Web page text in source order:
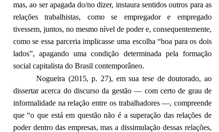
mas, ao ser apagada do/no dizer, instaura sentidos outros para as
relações trabalhistas, como se empregador e empregado
tivessem, juntos, no mesmo nível de poder e, consequentemente,
como se essa parceria implicasse uma escolha “boa para os dois
lados”, apagando uma condição determinada pela formação
social capitalista do Brasil contemporâneo.
Nogueira (2015, p. 27), em sua tese de doutorado, ao
dissertar acerca do discurso da gestão — com certo de grau de
informalidade na relação entre os trabalhadores —, compreende
que “o que está em questão não é a superação das relações de
poder dentro das empresas, mas a dissimulação dessas relações,